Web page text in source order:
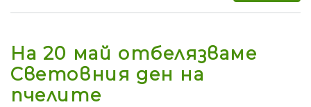
На 20 май отбелязваме
Световния ден на
пчелите